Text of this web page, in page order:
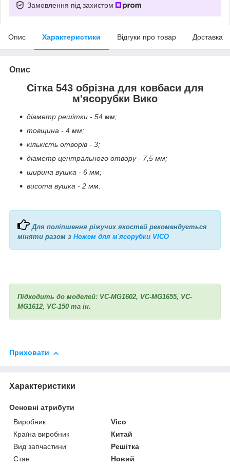
Замовлення під захистом
Опис Характеристики Відгуки про товар Доставка
Опис
Сітка 543 обрізна для ковбаси для
м'ясорубки Вико
діаметр решітки - 54 мм;
товщина - 4 мм;
кількість отворів - 3;
діаметр центрального отвору - 7,5 мм;
ширина вушка - 6 мм;
висота вушка - 2 мм.
Для поліпшення ріжучих якостей рекомендується
міняти разом з Ножем для м'ясорубки VICO
Підходить до моделей: VC-MG1602, VC-MG1655, VC-
MG1612, VC-150 та ін.
Приховати
Характеристики
Основні атрибути
Виробник
Vico
Країна виробник
Китай
Вид запчастини
Решітка
Стан
Новий